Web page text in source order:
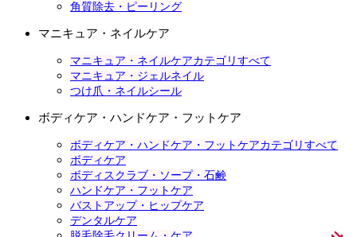
角質除去・ピーリング
マニキュア・ネイルケア
マニキュア・ネイルケアカテゴリすべて
マニキュア・ジェルネイル
つけ爪・ネイルシール
ボディケア・ハンドケア・フットケア
ボディケア・ハンドケア・フットケアカテゴリすべて
ボディケア
ボディスクラブ・ソープ・石鹸
ハンドケア・フットケア
バストアップ・ヒップケア
デンタルケア